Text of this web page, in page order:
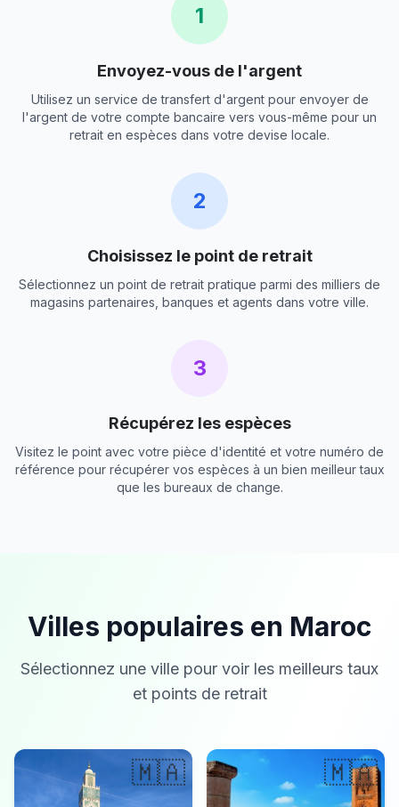
1
Envoyez-vous de l'argent
Utilisez un service de transfert d'argent pour envoyer de
l'argent de votre compte bancaire vers vous-même pour un
retrait en espèces dans votre devise locale.
2
Choisissez le point de retrait
Sélectionnez un point de retrait pratique parmi des milliers de
magasins partenaires, banques et agents dans votre ville.
3
Récupérez les espèces
Visitez le point avec votre pièce d'identité et votre numéro de
référence pour récupérer vos espèces à un bien meilleur taux
que les bureaux de change.
Villes populaires en Maroc
Sélectionnez une ville pour voir les meilleurs taux
et points de retrait
🇲🇦 🇲🇦